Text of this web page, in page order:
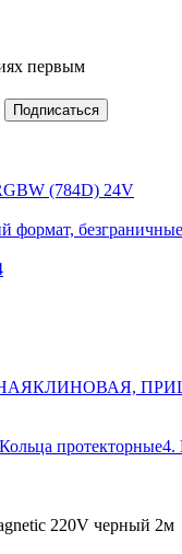
первым
(784D) 24V
формат,
КЛИНОВАЯ,
протекторные4.
220V черный 2м